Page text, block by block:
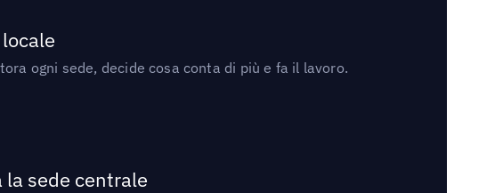
ogni sede, decide cosa conta di più e fa il lavoro.
sede centrale